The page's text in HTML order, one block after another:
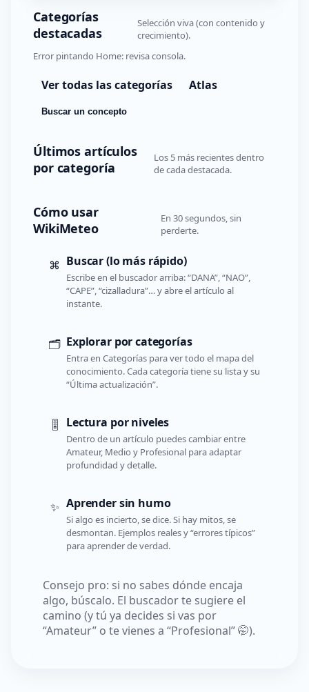
Categorías
destacadas
Selección viva (con contenido y
crecimiento).
Error pintando Home: revisa consola.
Ver todas las categorías Atlas
Buscar un concepto
Últimos artículos
por categoría
Los 5 más recientes dentro
de cada destacada.
Cómo usar
WikiMeteo
En 30 segundos, sin
perderte.
⌘ Buscar (lo más rápido)
Escribe en el buscador arriba: “DANA”, “NAO”,
“CAPE”, “cizalladura”… y abre el artículo al
instante.
🗂️ Explorar por categorías
Entra en Categorías para ver todo el mapa del
conocimiento. Cada categoría tiene su lista y su
“Última actualización”.
🎚️ Lectura por niveles
Dentro de un artículo puedes cambiar entre
Amateur, Medio y Profesional para adaptar
profundidad y detalle.
✨ Aprender sin humo
Si algo es incierto, se dice. Si hay mitos, se
desmontan. Ejemplos reales y “errores típicos”
para aprender de verdad.
Consejo pro: si no sabes dónde encaja
algo, búscalo. El buscador te sugiere el
camino (y tú ya decides si vas por
“Amateur” o te vienes a “Profesional” 🤭).